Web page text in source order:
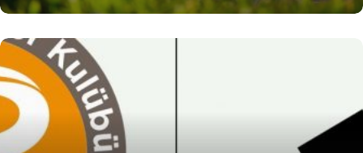
Mücadelesini Şili’ye Taşıdı